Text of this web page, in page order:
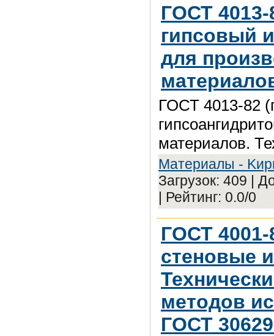
ГОСТ
гипсовый
для
ГОСТ 4013-82
материалов.
Maтepиaлы -
Загрузок: 409 |
| Рейтинг: 0.0/0
ГОСТ 4001-
стеновые
методов
ГОСТ